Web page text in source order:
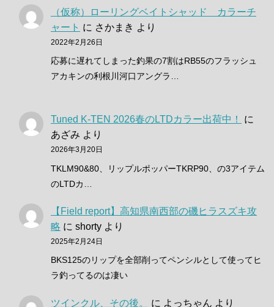
（仮称）ローリングベイトシャッド カラーチ
ャート に さかまき より
2022年2月26日
応募に遅れてしまった釣果の7割はRB55のフラッシュ
アカキンの利根川河口アングラ…
Tuned K-TEN 2026春のLTDカラー出荷中！
に
あざみ より
2026年3月20日
TKLM90&80、リップルポッパーTKRP90、の3アイテム
のLTDカ…
【Field report】高知県南西部の磯ヒラスズキ攻
略 に shorty より
2025年2月24日
BKS125のリップを全部削ってペンシルとして使ってヒ
ラ釣ってるのは凄い
ツインクル、その後。 に よっちゃん より